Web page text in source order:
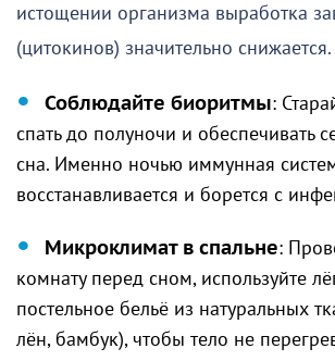
истощении организма выработка
(цитокинов) значительно снижается.
Соблюдайте биоритмы:
спать до полуночи и обеспечивать
сна. Именно ночью иммунная
восстанавливается и борется с
Микроклимат в спальне:
комнату перед сном, используйте
постельное бельё из натуральных
лён, бамбук), чтобы тело не